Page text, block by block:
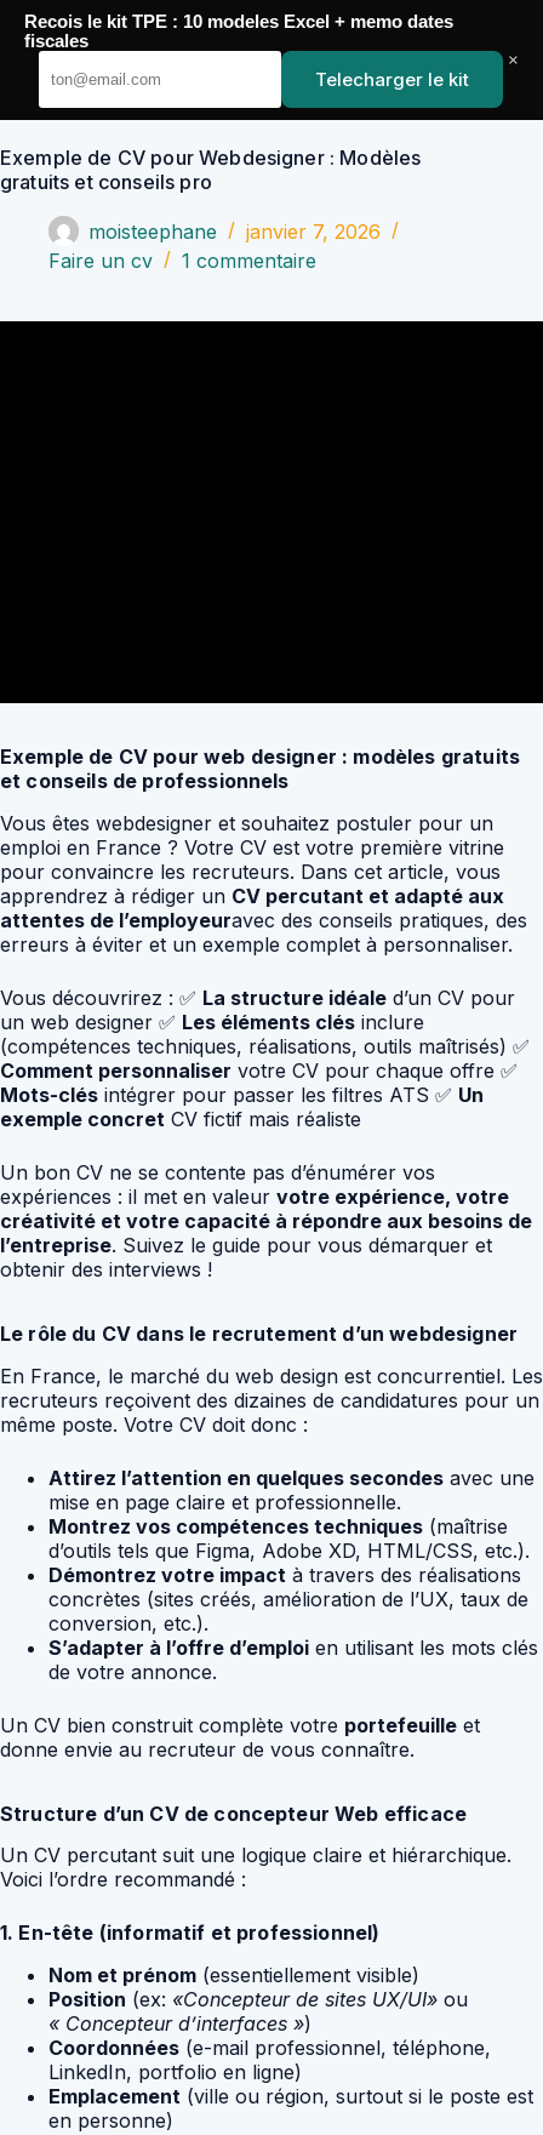
Passer
contenu
YoupiJobs
Exemple de CV pour Webdesigner : Modèles
gratuits et conseils pro
moisteephane
janvier 7, 2026
Faire un cv
1 commentaire
Exemple de CV pour web designer : modèles gratuits
et conseils de professionnels
Vous êtes webdesigner et souhaitez postuler pour un
emploi en France ? Votre CV est votre première vitrine
pour convaincre les recruteurs. Dans cet article, vous
apprendrez à rédiger un CV percutant et adapté aux
attentes de l’employeuravec des conseils pratiques, des
erreurs à éviter et un exemple complet à personnaliser.
Vous découvrirez : ✅ La structure idéale d’un CV pour
un web designer ✅ Les éléments clés inclure
(compétences techniques, réalisations, outils maîtrisés) ✅
Comment personnaliser votre CV pour chaque offre ✅
Mots-clés intégrer pour passer les filtres ATS ✅ Un
exemple concret CV fictif mais réaliste
Un bon CV ne se contente pas d’énumérer vos
expériences : il met en valeur votre expérience, votre
créativité et votre capacité à répondre aux besoins de
l’entreprise. Suivez le guide pour vous démarquer et
obtenir des interviews !
Le rôle du CV dans le recrutement d’un webdesigner
En France, le marché du web design est concurrentiel. Les
recruteurs reçoivent des dizaines de candidatures pour un
même poste. Votre CV doit donc :
Attirez l’attention en quelques secondes avec une
mise en page claire et professionnelle.
Montrez vos compétences techniques (maîtrise
d’outils tels que Figma, Adobe XD, HTML/CSS, etc.).
Démontrez votre impact à travers des réalisations
concrètes (sites créés, amélioration de l’UX, taux de
conversion, etc.).
S’adapter à l’offre d’emploi en utilisant les mots clés
de votre annonce.
Un CV bien construit complète votre portefeuille et
donne envie au recruteur de vous connaître.
Structure d’un CV de concepteur Web efficace
Un CV percutant suit une logique claire et hiérarchique.
Voici l’ordre recommandé :
1. En-tête (informatif et professionnel)
Nom et prénom (essentiellement visible)
Position (ex: «Concepteur de sites UX/UI» ou
« Concepteur d’interfaces »)
Coordonnées (e-mail professionnel, téléphone,
LinkedIn, portfolio en ligne)
Emplacement (ville ou région, surtout si le poste est
en personne)
Recois le kit TPE : 10 modeles Excel + memo dates
fiscales
Telecharger le kit
×